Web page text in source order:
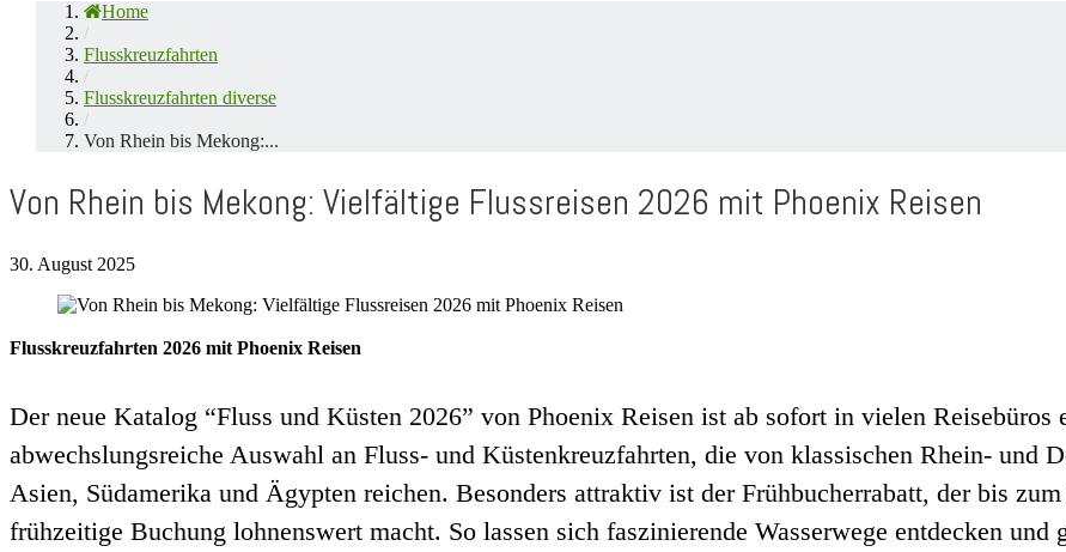
Home
/
Flusskreuzfahrten
/
Flusskreuzfahrten diverse
/
Von Rhein bis Mekong:...
Von Rhein bis Mekong: Vielfältige Flussreisen 2026 mit Phoenix Reisen
30. August 2025
Flusskreuzfahrten 2026 mit Phoenix Reisen
Der neue Katalog “Fluss und Küsten 2026” von Phoenix Reisen ist ab sofort in vielen
abwechslungsreiche Auswahl an Fluss- und Küstenkreuzfahrten, die von klassischen Rhein- und
Asien, Südamerika und Ägypten reichen. Besonders attraktiv ist der Frühbucherrabatt, der bis
frühzeitige Buchung lohnenswert macht. So lassen sich faszinierende Wasserwege entdecken